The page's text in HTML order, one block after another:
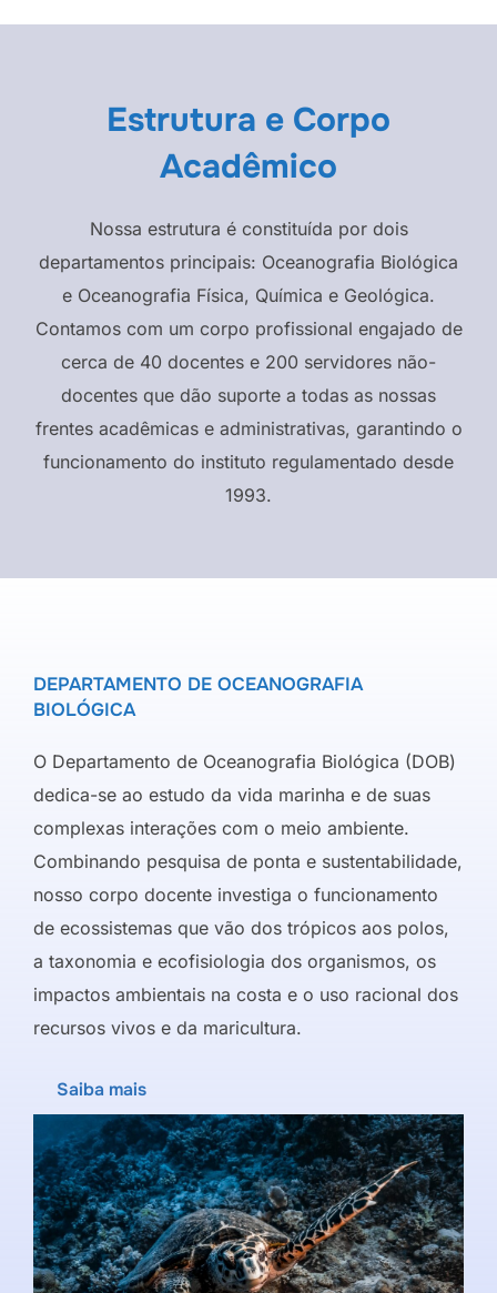
Estrutura e Corpo
Acadêmico
Nossa estrutura é constituída por dois
departamentos principais: Oceanografia Biológica
e Oceanografia Física, Química e Geológica.
Contamos com um corpo profissional engajado de
cerca de 40 docentes e 200 servidores não-
docentes que dão suporte a todas as nossas
frentes acadêmicas e administrativas, garantindo o
funcionamento do instituto regulamentado desde
1993.
DEPARTAMENTO DE OCEANOGRAFIA
BIOLÓGICA
O Departamento de Oceanografia Biológica (DOB)
dedica-se ao estudo da vida marinha e de suas
complexas interações com o meio ambiente.
Combinando pesquisa de ponta e sustentabilidade,
nosso corpo docente investiga o funcionamento
de ecossistemas que vão dos trópicos aos polos,
a taxonomia e ecofisiologia dos organismos, os
impactos ambientais na costa e o uso racional dos
recursos vivos e da maricultura.
Saiba mais